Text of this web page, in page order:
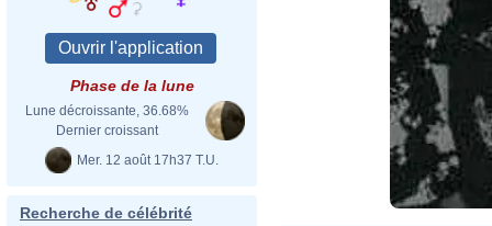
Phase de la lune
Lune décroissante, 36.68%
Dernier croissant
Mer. 12 août 17h37 T.U.
Recherche de célébrité